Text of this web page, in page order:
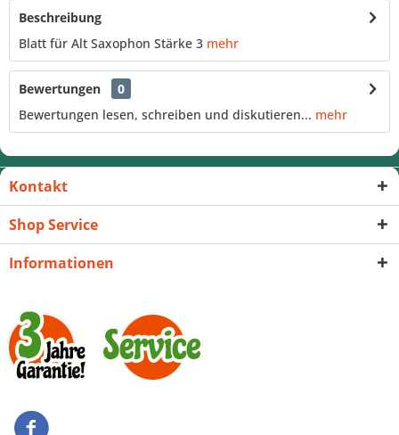
Beschreibung
Blatt für Alt Saxophon Stärke 3 mehr
Bewertungen
0
Bewertungen lesen, schreiben und diskutieren... mehr
Kontakt
Shop Service
Informationen